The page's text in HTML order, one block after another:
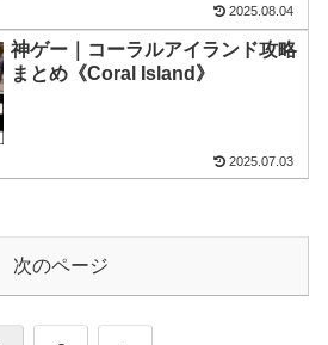
2025.08.04
神ゲー｜コーラルアイランド攻略
まとめ《Coral Island》
2025.07.03
次のページ